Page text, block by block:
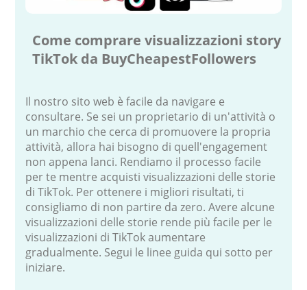
Come comprare visualizzazioni story
TikTok da BuyCheapestFollowers
Il nostro sito web è facile da navigare e
consultare. Se sei un proprietario di un'attività o
un marchio che cerca di promuovere la propria
attività, allora hai bisogno di quell'engagement
non appena lanci. Rendiamo il processo facile
per te mentre acquisti visualizzazioni delle storie
di TikTok. Per ottenere i migliori risultati, ti
consigliamo di non partire da zero. Avere alcune
visualizzazioni delle storie rende più facile per le
visualizzazioni di TikTok aumentare
gradualmente. Segui le linee guida qui sotto per
iniziare.